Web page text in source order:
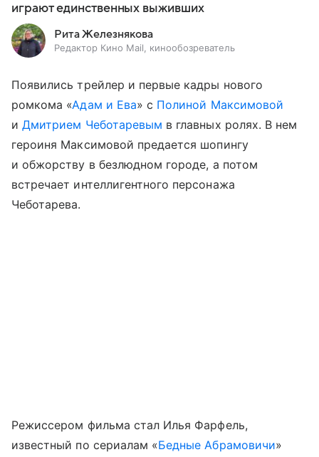
играют единственных выживших
Рита Железнякова
Редактор Кино Mail, кинообозреватель
Появились трейлер и первые кадры нового
ромкома «Адам и Ева» с Полиной Максимовой
иДмитрием Чеботаревым в главных ролях. В нем
героиня Максимовой предается шопингу
и обжорству в безлюдном городе, а потом
встречает интеллигентного персонажа
Чеботарева.
Режиссером фильма стал Илья Фарфель,
известный по сериалам «Бедные Абрамовичи»